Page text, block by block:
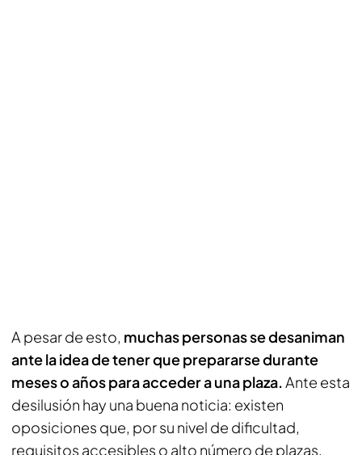
A pesar de esto, muchas personas se desaniman
ante la idea de tener que prepararse durante
meses o años para acceder a una plaza.Ante esta
desilusión hay una buena noticia: existen
oposiciones que, por su nivel de dificultad,
requisitos accesibles o alto número de plazas,